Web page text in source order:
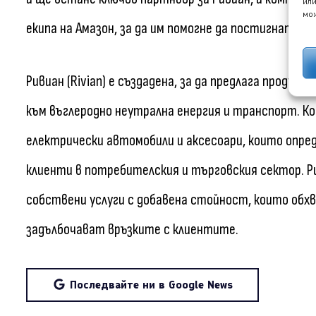
екипа на Амазон, за да им помогне да постигнат
Ривиан (Rivian) е създадена, за да предлага
към въглеродно неутрална енергия и транспорт.
електрически автомобили и аксесоари, които
клиенти в потребителския и търговския сектор.
собствени услуги с добавена стойност, които
задълбочават връзките с клиентите.
Последвайте ни в Google News